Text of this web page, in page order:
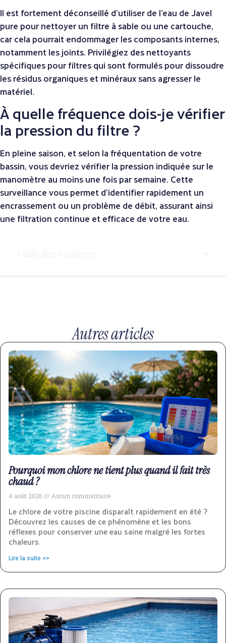
Il est fortement déconseillé d’utiliser de l’eau de Javel
pure pour nettoyer un filtre à sable ou une cartouche,
car cela pourrait endommager les composants internes,
notamment les joints. Privilégiez des nettoyants
spécifiques pour filtres qui sont formulés pour dissoudre
les résidus organiques et minéraux sans agresser le
matériel.
À quelle fréquence dois-je vérifier
la pression du filtre ?
En pleine saison, et selon la fréquentation de votre
bassin, vous devriez vérifier la pression indiquée sur le
manomètre au moins une fois par semaine. Cette
surveillance vous permet d’identifier rapidement un
encrassement ou un problème de débit, assurant ainsi
une filtration continue et efficace de votre eau.
Autres articles
Pourquoi mon chlore ne tient plus quand il fait très
chaud ?
4 août 2026 Aucun commentaire
Le chlore de votre piscine disparaît rapidement en été ?
Découvrez les causes de ce phénomène et les bons
réflexes pour conserver une eau saine malgré les fortes
chaleurs.
Lire la suite >>